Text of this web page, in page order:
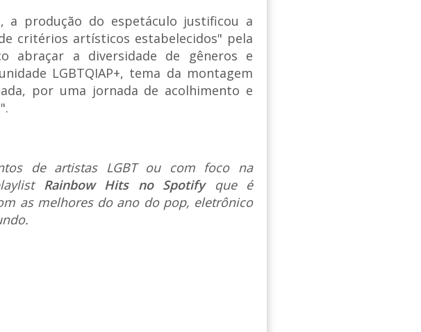
a produção do espetáculo justificou a
critérios artísticos estabelecidos" pela
abraçar a diversidade de gêneros e
LGBTQIAP+, tema da montagem
por uma jornada de acolhimento e
de artistas LGBT ou com foco na
Rainbow Hits no Spotify que é
as melhores do ano do pop, eletrônico